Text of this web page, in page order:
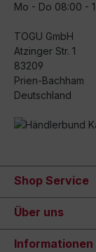
Mo - Do 08:00 -
TOGU GmbH
Atzinger Str. 1
83209
Prien-Bachham
Deutschland
Shop Service
Über uns
Informationen